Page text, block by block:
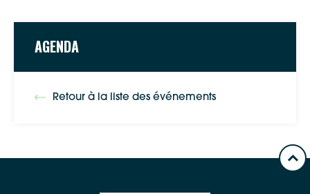
AGENDA
Retour à la liste des événements
Waze